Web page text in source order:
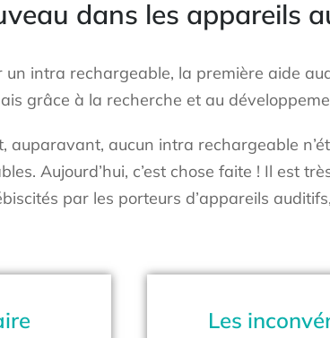
dans les appareils
intra rechargeable, la première aide
grâce à la recherche et au
auparavant, aucun intra rechargeable
Aujourd’hui, c’est chose faite ! Il est
par les porteurs d’appareils
Les